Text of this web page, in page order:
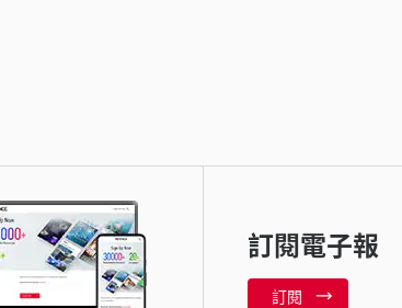
訂閱電子報
訂閱